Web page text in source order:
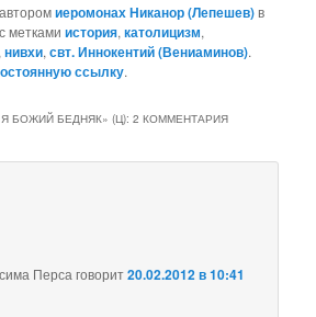
иеромонах Никанор (Лепешев)в
с меткамиистория,католицизм,
,нивхи,свт. Иннокентий (Вениаминов).
ссылку.
БОЖИЙ БЕДНЯК» (Ц): 2 КОММЕНТАРИЯ
Перса говорит20.02.2012 в 10:41